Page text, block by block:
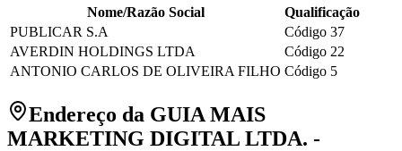
Nome/Razão Social
Qualificação
PUBLICAR S.A
Código 37
AVERDIN HOLDINGS LTDA
Código 22
ANTONIO CARLOS DE OLIVEIRA FILHO Código 5
Endereço da GUIA MAIS
MARKETING DIGITAL LTDA. -